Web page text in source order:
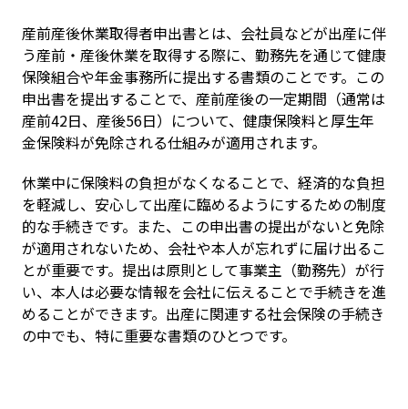
産前産後休業取得者申出書とは、会社員などが出産に伴
う産前・産後休業を取得する際に、勤務先を通じて健康
保険組合や年金事務所に提出する書類のことです。この
申出書を提出することで、産前産後の一定期間（通常は
産前42日、産後56日）について、健康保険料と厚生年
金保険料が免除される仕組みが適用されます。
休業中に保険料の負担がなくなることで、経済的な負担
を軽減し、安心して出産に臨めるようにするための制度
的な手続きです。また、この申出書の提出がないと免除
が適用されないため、会社や本人が忘れずに届け出るこ
とが重要です。提出は原則として事業主（勤務先）が行
い、本人は必要な情報を会社に伝えることで手続きを進
めることができます。出産に関連する社会保険の手続き
の中でも、特に重要な書類のひとつです。